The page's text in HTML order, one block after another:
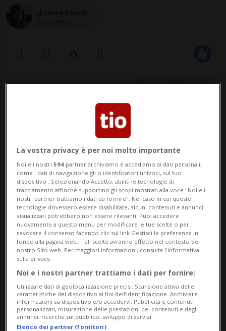
28 mag 2020 - 21:31
LUGANO - “Bentrovati!”. È questa la scritta
che questa mattina ha accolto i fedeli sul
sagrato esterno della chiesa S. Antonio.
Una scritta su un piccolo manifesto
accompagnato da una scrittura: “Tutti
siamo stati dissetati d...
🔐 Sblocca il nostro archivio
esclusivo!
Sottoscrivi un abbonamentoArchivioper
leggere questo articolo, oppure scegli
MyTioAboper accedere all'archivio e
navigare su sito e app senza pubblicità.
La vostra privacy è per noi molto importante
Noi e i nostri594 partner archiviamo e accediamo ai dati personali,
come i dati di navigazione gli o identificatori univoci, sul tuo
dispositivo . Selezionando Accetto, abiliti le tecnologie di
tracciamento affinché supportino gli scopi mostrati alla voce "Noi e i
nostri partner trattiamo i dati da fornire". Nel caso in cui queste
tecnologie dovessero essere disabilitate, alcuni contenuti e annunci
visualizzati potrebbero non essere rilevanti. Puoi accedere
nuovamente a questo menu per modificare le tue scelte o per
revocare il consenso facendo clic sul link Gestisci le preferenze in
fondo alla pagina web.. Tali scelte avranno effetto nel contesto del
nostro Sito web. Per maggiori informazioni, consulta l'Informativa
sulla privacy.
Noi e i nostri partner trattiamo i dati per fornire:
Utilizzare dati di geolocalizzazione precisi. Scansione attiva delle
caratteristiche del dispositivo ai fini dell’identificazione. Archiviare
informazioni su dispositivo e/o accedervi. Pubblicità e contenuti
personalizzati, misurazione delle prestazioni dei contenuti e degli
annunci, ricerche sul pubblico, sviluppo di servizi.
Elenco dei partner (fornitori)